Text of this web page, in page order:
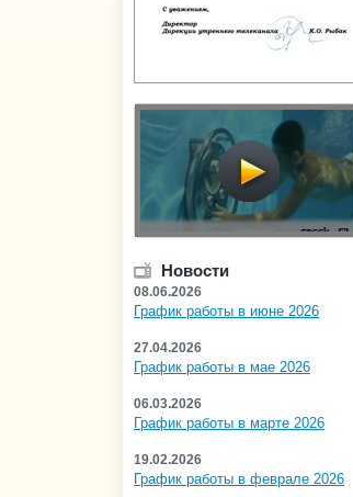
Новости
08.06.2026
График работы в июне 2026
27.04.2026
График работы в мае 2026
06.03.2026
График работы в марте 2026
19.02.2026
График работы в феврале 2026